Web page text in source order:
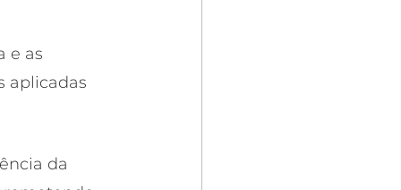
e as
aplicadas
da